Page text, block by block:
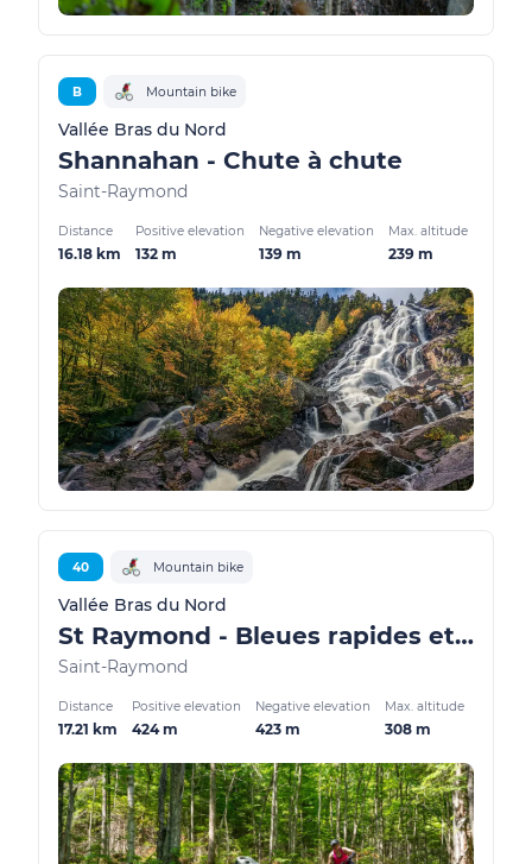
B Mountain bike
Vallée Bras du Nord
Shannahan - Chute à chute
Saint-Raymond
Distance
16.18 km
Positive elevation
132 m
Negative elevation
139 m
Max. altitude
239 m
40 Mountain bike
Vallée Bras du Nord
St Raymond - Bleues rapides et fluides
Saint-Raymond
Distance
17.21 km
Positive elevation
424 m
Negative elevation
423 m
Max. altitude
308 m